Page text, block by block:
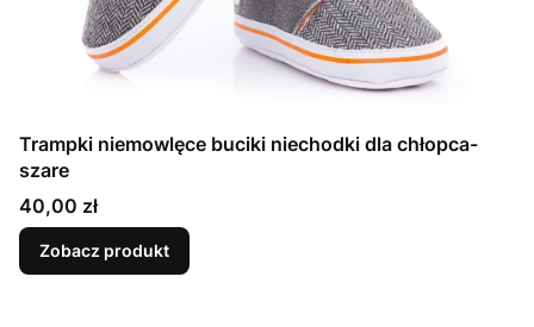
Trampki niemowlęce buciki niechodki dla chłopca-
szare
Cena
40,00 zł
Zobacz produkt